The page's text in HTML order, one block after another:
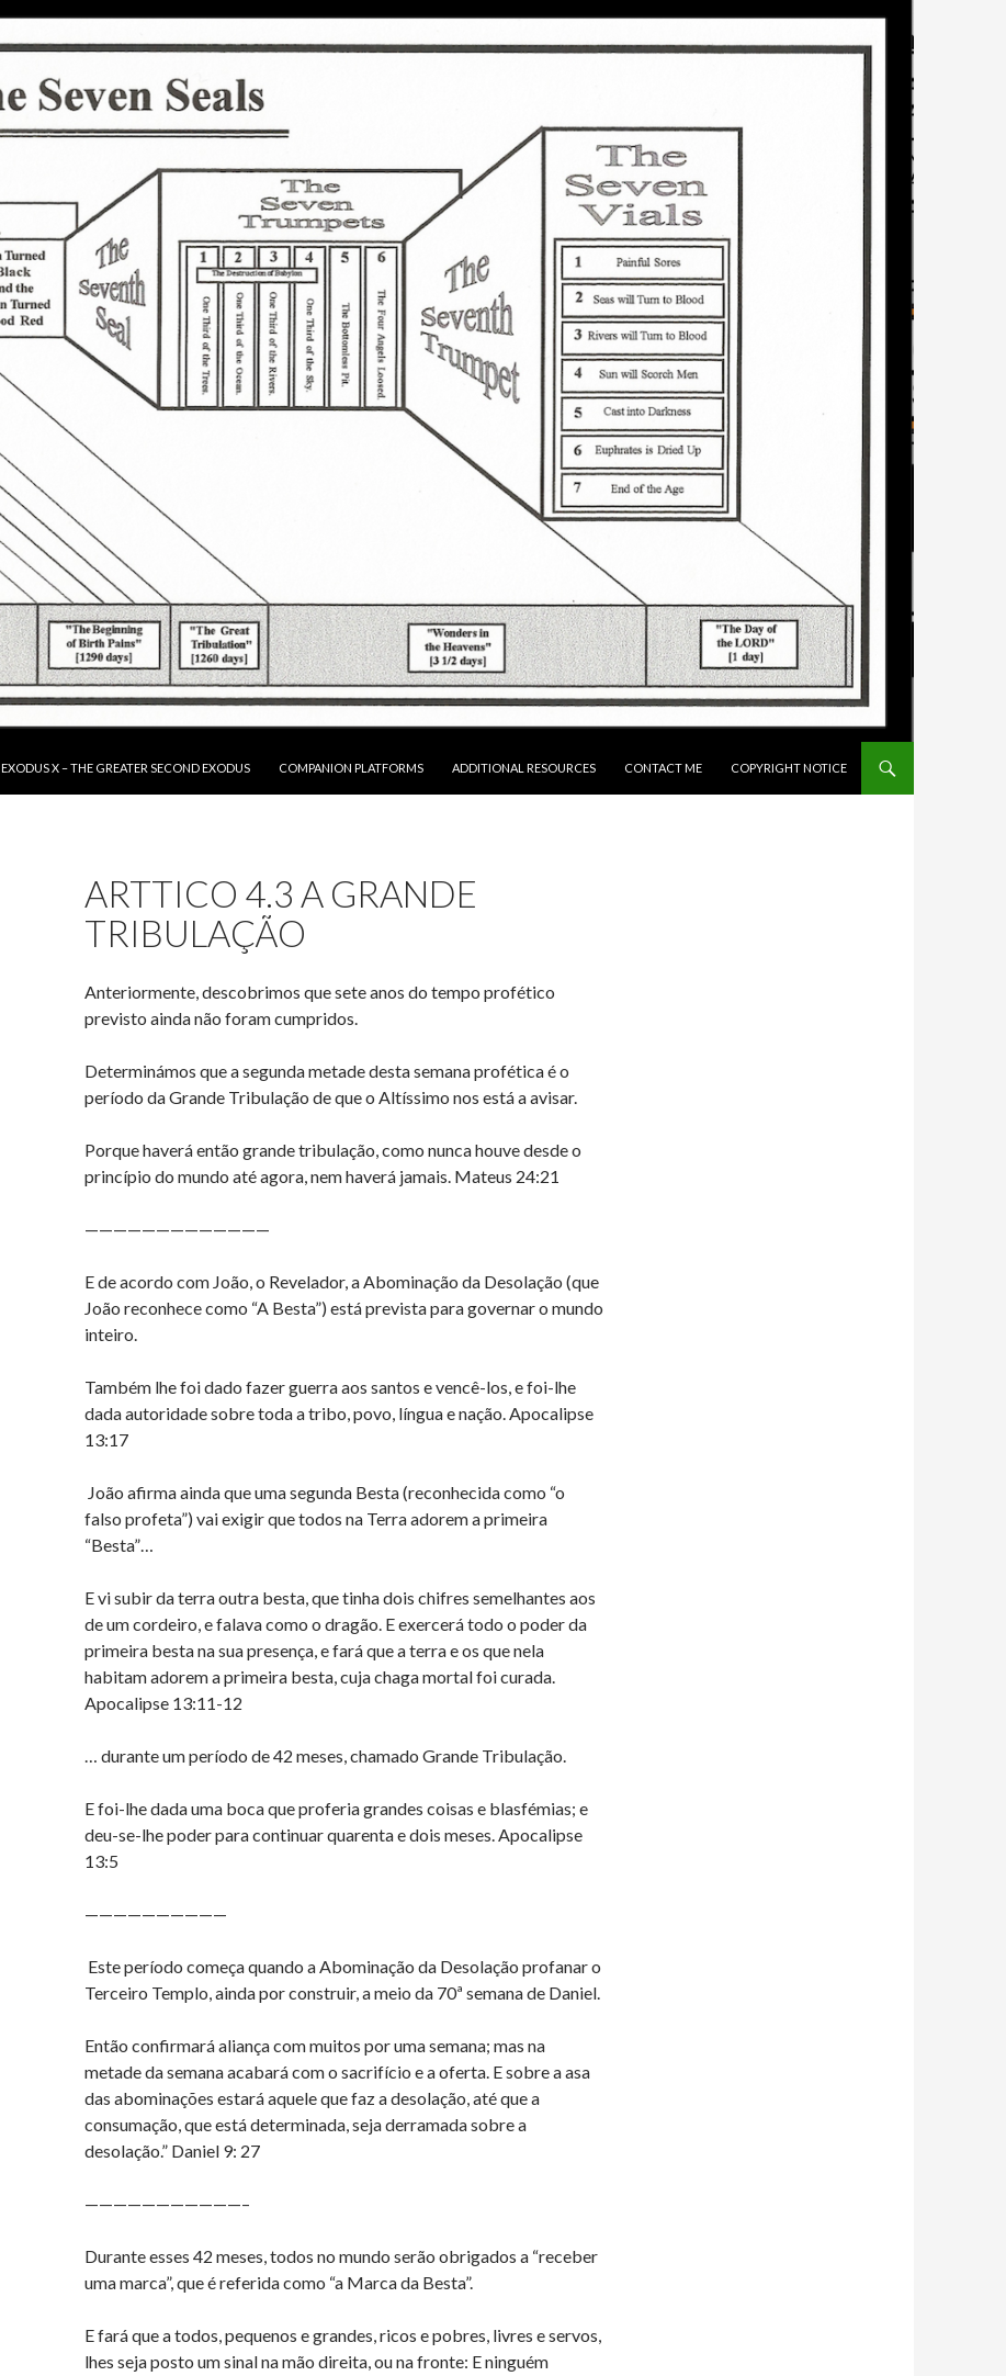
EXODUS X – THE GREATER SECOND EXODUS
COMPANION PLATFORMS ADDITIONAL RESOURCES CONTACT ME COPYRIGHT NOTICE
ARTTICO 4.3 A GRANDE
TRIBULAÇÃO
Anteriormente, descobrimos que sete anos do tempo profético
previsto ainda não foram cumpridos.
Determinámos que a segunda metade desta semana profética é o
período da Grande Tribulação de que o Altíssimo nos está a avisar.
Porque haverá então grande tribulação, como nunca houve desde o
princípio do mundo até agora, nem haverá jamais. Mateus 24:21
—————————————
E de acordo com João, o Revelador, a Abominação da Desolação (que
João reconhece como “A Besta”) está prevista para governar o mundo
inteiro.
Também lhe foi dado fazer guerra aos santos e vencê-los, e foi-lhe
dada autoridade sobre toda a tribo, povo, língua e nação. Apocalipse
13:17
João afirma ainda que uma segunda Besta (reconhecida como “o
falso profeta”) vai exigir que todos na Terra adorem a primeira
“Besta”…
E vi subir da terra outra besta, que tinha dois chifres semelhantes aos
de um cordeiro, e falava como o dragão. E exercerá todo o poder da
primeira besta na sua presença, e fará que a terra e os que nela
habitam adorem a primeira besta, cuja chaga mortal foi curada.
Apocalipse 13:11-12
… durante um período de 42 meses, chamado Grande Tribulação.
E foi-lhe dada uma boca que proferia grandes coisas e blasfémias; e
deu-se-lhe poder para continuar quarenta e dois meses. Apocalipse
13:5
——————————
Este período começa quando a Abominação da Desolação profanar o
Terceiro Templo, ainda por construir, a meio da 70ª semana de Daniel.
Então confirmará aliança com muitos por uma semana; mas na
metade da semana acabará com o sacrifício e a oferta. E sobre a asa
das abominações estará aquele que faz a desolação, até que a
consumação, que está determinada, seja derramada sobre a
desolação.” Daniel 9: 27
———————————–
Durante esses 42 meses, todos no mundo serão obrigados a “receber
uma marca”, que é referida como “a Marca da Besta”.
E fará que a todos, pequenos e grandes, ricos e pobres, livres e servos,
lhes seja posto um sinal na mão direita, ou na fronte: E ninguém